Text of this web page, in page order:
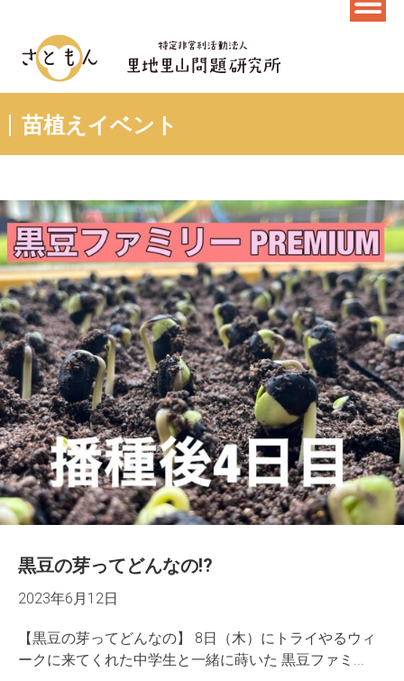
苗植えイベント
黒豆の芽ってどんなの!?
2023年6月12日
【黒豆の芽ってどんなの】 8日（木）にトライやるウィ
ークに来てくれた中学生と一緒に蒔いた 黒豆ファミ...